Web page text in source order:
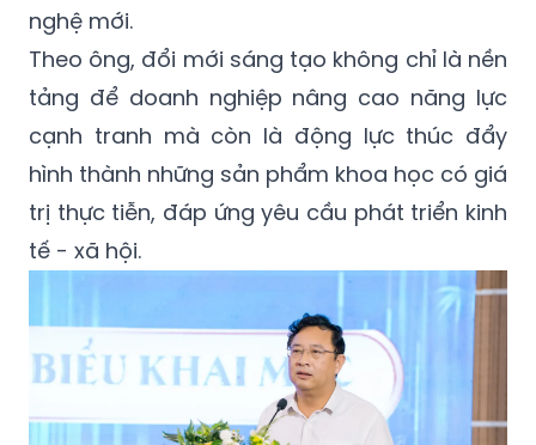
nghệ mới.
Theo ông, đổi mới sáng tạo không chỉ là nền
tảng để doanh nghiệp nâng cao năng lực
cạnh tranh mà còn là động lực thúc đẩy
hình thành những sản phẩm khoa học có giá
trị thực tiễn, đáp ứng yêu cầu phát triển kinh
tế - xã hội.